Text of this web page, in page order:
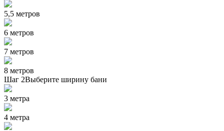
5,5 метров
6 метров
7 метров
8 метров
Шаг 2Выберите ширину бани
3 метра
4 метра